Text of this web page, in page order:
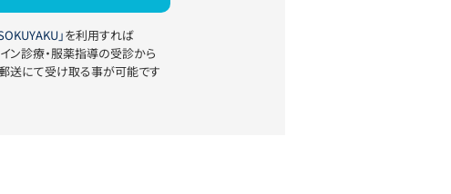
」を利用すれば
ン診療・服薬指導の受診から
送にて受け取る事が可能です